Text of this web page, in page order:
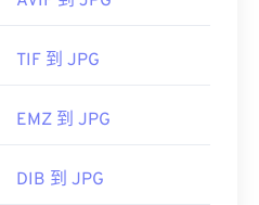
從映像中擷取顏色
TIF 到 JPG
EMZ 到 JPG
DIB 到 JPG